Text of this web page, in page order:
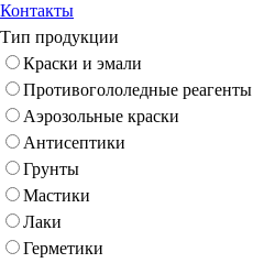
Контакты
Тип продукции
Краски и эмали
Противогололедные реагенты
Аэрозольные краски
Антисептики
Грунты
Мастики
Лаки
Герметики